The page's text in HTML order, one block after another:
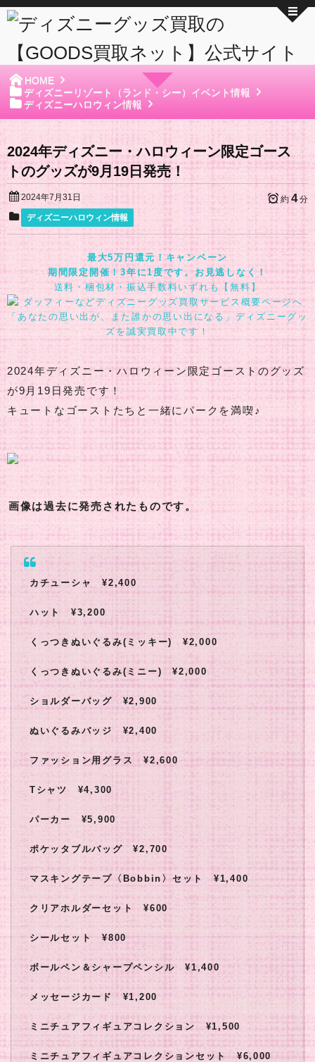
HOME
ディズニーリゾート（ランド・シー）イベント情報
ディズニーハロウィン情報
2024年ディズニー・ハロウィーン限定ゴース
トのグッズが9月19日発売！
2024年7月31日 約 4分
ディズニーハロウィン情報
最大5万円還元！キャンペーン
期間限定開催！3年に1度です。お見逃しなく！
送料・梱包材・振込手数料いずれも【無料】
「あなたの思い出が、また誰かの思い出になる」ディズニーグッ
ズを誠実買取中です！
2024年ディズニー・ハロウィーン限定ゴーストのグッズ
が9月19日発売です！
キュートなゴーストたちと一緒にパークを満喫♪
画像は過去に発売されたものです。
カチューシャ ¥2,400
ハット ¥3,200
くっつきぬいぐるみ(ミッキー) ¥2,000
くっつきぬいぐるみ(ミニー) ¥2,000
ショルダーバッグ ¥2,900
ぬいぐるみバッジ ¥2,400
ファッション用グラス ¥2,600
Tシャツ ¥4,300
パーカー ¥5,900
ポケッタブルバッグ ¥2,700
マスキングテープ〈Bobbin〉セット ¥1,400
クリアホルダーセット ¥600
シールセット ¥800
ボールペン＆シャープペンシル ¥1,400
メッセージカード ¥1,200
ミニチュアフィギュアコレクション ¥1,500
ミニチュアフィギュアコレクションセット ¥6,000